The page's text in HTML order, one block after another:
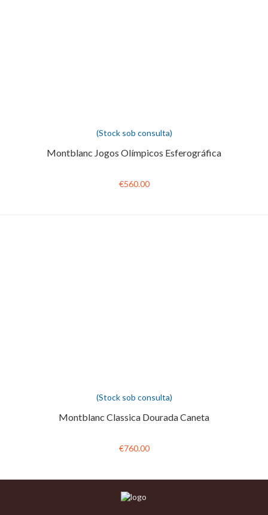
(Stock sob consulta)
Montblanc Jogos Olímpicos Esferográfica
€560.00
(Stock sob consulta)
Montblanc Classica Dourada Caneta
€760.00